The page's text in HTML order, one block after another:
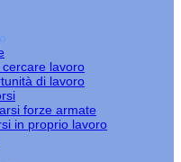
lavoro
di lavoro
forze armate
in proprio lavoro